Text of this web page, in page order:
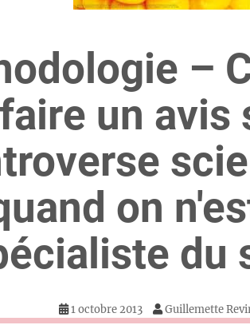
–
un avis
on
du
1 octobre 2013 Guillemette